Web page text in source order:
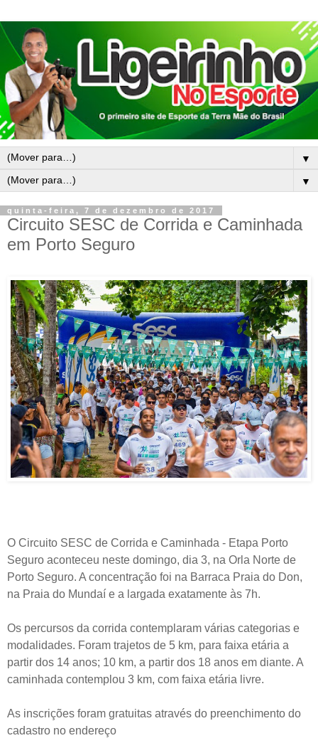
▼
▼
quinta-feira, 7 de dezembro de 2017
Circuito SESC de Corrida e Caminhada
em Porto Seguro
O Circuito SESC de Corrida e Caminhada - Etapa Porto
Seguro aconteceu neste domingo, dia 3, na Orla Norte de
Porto Seguro. A concentração foi na Barraca Praia do Don,
na Praia do Mundaí e a largada exatamente às 7h.
Os percursos da corrida contemplaram várias categorias e
modalidades. Foram trajetos de 5 km, para faixa etária a
partir dos 14 anos; 10 km, a partir dos 18 anos em diante. A
caminhada contemplou 3 km, com faixa etária livre.
As inscrições foram gratuitas através do preenchimento do
cadastro no endereço